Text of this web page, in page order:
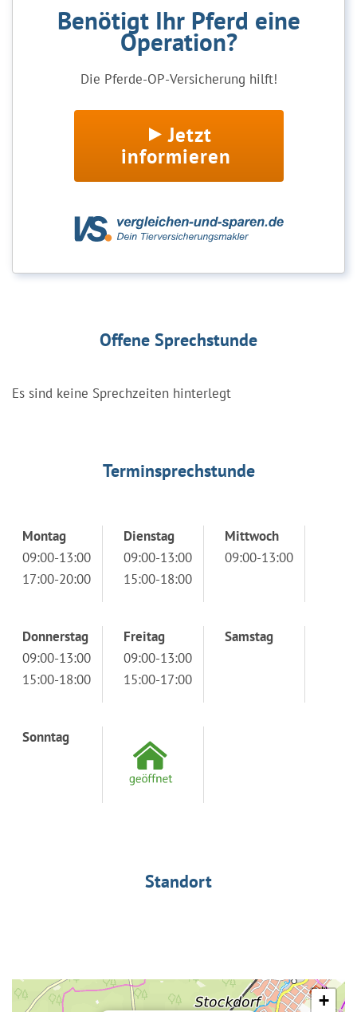
Benötigt Ihr Pferd eine
Operation?
Die Pferde-OP-Versicherung hilft!
Jetzt
informieren
Offene Sprechstunde
Es sind keine Sprechzeiten hinterlegt
Terminsprechstunde
Montag
09:00-13:00
17:00-20:00
Dienstag
09:00-13:00
15:00-18:00
Mittwoch
09:00-13:00
Donnerstag
09:00-13:00
15:00-18:00
Freitag
09:00-13:00
15:00-17:00
Samstag
Sonntag
Standort
+